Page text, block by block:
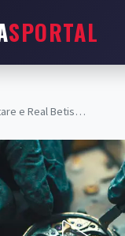
SPORTAL
e Real Betis…